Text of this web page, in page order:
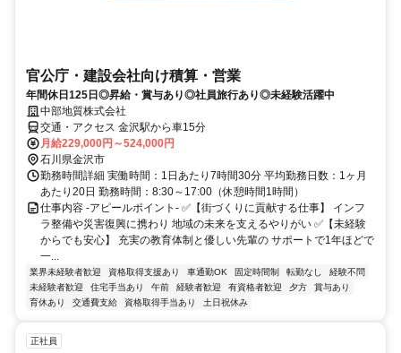
官公庁・建設会社向け積算・営業
年間休日125日◎昇給・賞与あり◎社員旅行あり◎未経験活躍中
中部地質株式会社
交通・アクセス 金沢駅から車15分
月給229,000円～524,000円
石川県金沢市
勤務時間詳細 実働時間：1日あたり7時間30分 平均勤務日数：1ヶ月
あたり20日 勤務時間：8:30～17:00（休憩時間1時間）
仕事内容 -アピールポイント- ✅【街づくりに貢献する仕事】 インフ
ラ整備や災害復興に携わり 地域の未来を支えるやりがい ✅【未経験
からでも安心】 充実の教育体制と優しい先輩の サポートで1年ほどで
一...
業界未経験者歓迎 資格取得支援あり 車通勤OK 固定時間制 転勤なし
経験不問
未経験者歓迎
住宅手当あり 午前 経験者歓迎 有資格者歓迎 夕方
賞与あり
育休あり
交通費支給 資格取得手当あり 土日祝休み
正社員